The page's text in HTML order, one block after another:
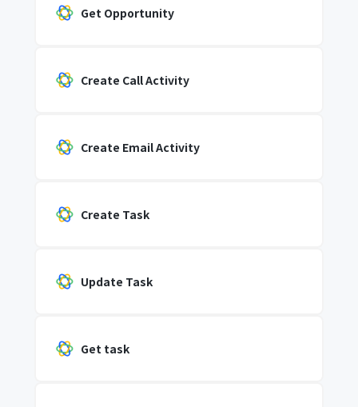
Get Opportunity
Create Call Activity
Create Email Activity
Create Task
Update Task
Get task